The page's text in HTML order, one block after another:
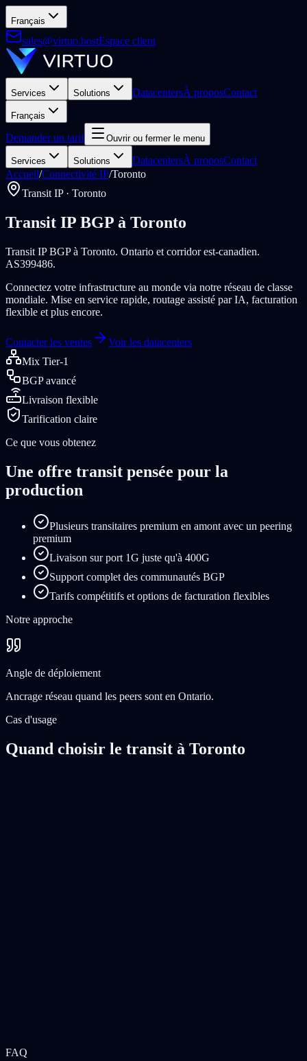
Français
sales@virtuo.hostEspace client
Services Solutions DatacentersÀ proposContact
Français
Demander un tarif Ouvrir ou fermer le menu
Services Solutions DatacentersÀ proposContact
Accueil/Connectivité IP/Toronto
Transit IP · Toronto
Transit IP BGP à Toronto
Transit IP BGP à Toronto. Ontario et corridor est-canadien.
AS399486.
Connectez votre infrastructure au monde via notre réseau de classe
mondiale. Mise en service rapide, routage assisté par IA, facturation
flexible et plus encore.
Contacter les ventes
Voir les datacenters
Mix Tier-1
BGP avancé
Livraison flexible
Tarification claire
Ce que vous obtenez
Une offre transit pensée pour la
production
Plusieurs transitaires premium en amont avec un peering
premium
Livaison sur port 1G juste qu'à 400G
Support complet des communautés BGP
Tarifs compétitifs et options de facturation flexibles
Notre approche
Angle de déploiement
Ancrage réseau quand les peers sont en Ontario.
Cas d'usage
Quand choisir le transit à Toronto
FAQ